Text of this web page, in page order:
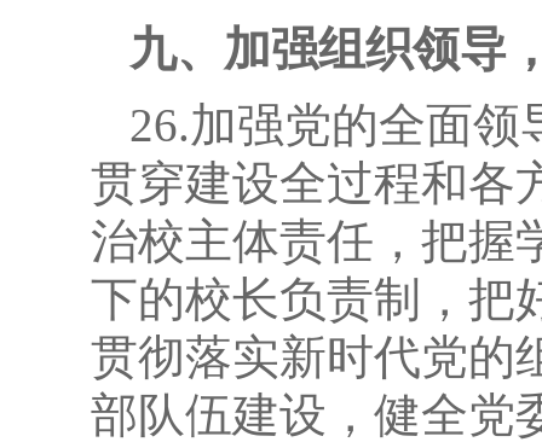
九、加强组织领导
26.加强党的全面
贯穿建设全过程和各
治校主体责任，把握
下的校长负责制，把
贯彻落实新时代党的
部队伍建设，健全党